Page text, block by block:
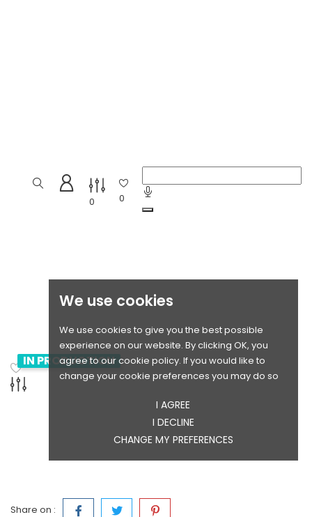
We use cookies
We use cookies to give you the best possible
experience on our website. By clicking OK, you
agree to our cookie policy. If you would like to
change your cookie preferences you may do so
I AGREE
I DECLINE
CHANGE MY PREFERENCES
0 0
IN PRODUCTION
Share on :